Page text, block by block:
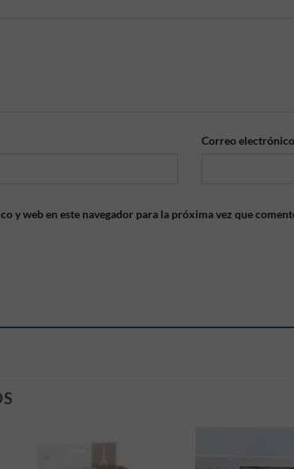
Correo electrónico
y web en este navegador para la próxima vez que